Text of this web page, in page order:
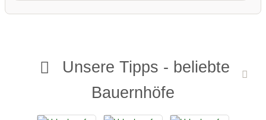
Unsere Tipps - beliebte
Bauernhöfe